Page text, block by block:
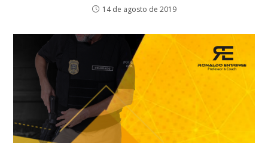
14 de agosto de 2019